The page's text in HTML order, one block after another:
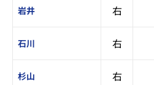
岩井 右
石川 右
杉山 右